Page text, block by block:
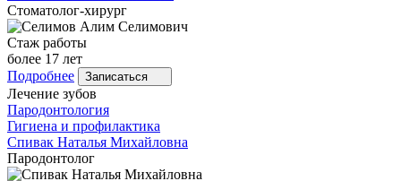
Стоматолог-хирург
Стаж работы
более 17 лет
Подробнее
Записаться
Лечение зубов
Пародонтология
Гигиена и профилактика
Спивак Наталья Михайловна
Пародонтолог